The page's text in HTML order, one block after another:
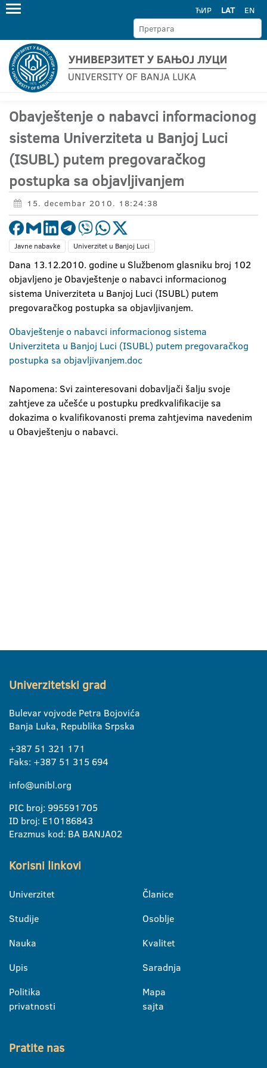
ЋИР LAT EN
Obavještenje o nabavci informacionog
sistema Univerziteta u Banjoj Luci
(ISUBL) putem pregovaračkog
postupka sa objavljivanjem
15. decembar 2010. 18:24:38
Javne nabavke Univerzitet u Banjoj Luci
Dana 13.12.2010. godine u Službenom glasniku broj 102
objavljeno je Obavještenje o nabavci informacionog
sistema Univerziteta u Banjoj Luci (ISUBL) putem
pregovaračkog postupka sa objavljivanjem.
Obavještenje o nabavci informacionog sistema
Univerziteta u Banjoj Luci (ISUBL) putem pregovaračkog
postupka sa objavljivanjem.doc
Napomena: Svi zainteresovani dobavljači šalju svoje
zahtjeve za učešće u postupku predkvalifikacije sa
dokazima o kvalifikovanosti prema zahtjevima navedenim
u Obavještenju o nabavci.
Univerzitetski grad
Bulevar vojvode Petra Bojovića
Banja Luka, Republika Srpska
+387 51 321 171
Faks: +387 51 315 694
info@unibl.org
PIC broj: 995591705
ID broj: E10186843
Erazmus kod: BA BANJA02
Korisni linkovi
Univerzitet
Studije
Nauka
Upis
Politika
privatnosti
Članice
Osoblje
Kvalitet
Saradnja
Mapa
sajta
Pratite nas